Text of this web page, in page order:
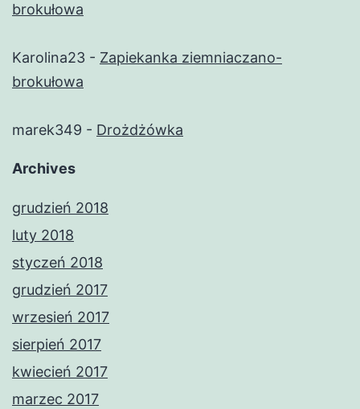
brokułowa
Karolina23 - Zapiekanka ziemniaczano-
brokułowa
marek349 - Drożdżówka
Archives
grudzień 2018
luty 2018
styczeń 2018
grudzień 2017
wrzesień 2017
sierpień 2017
kwiecień 2017
marzec 2017